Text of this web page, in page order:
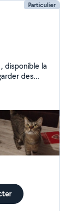
Particulier
disponible la
des